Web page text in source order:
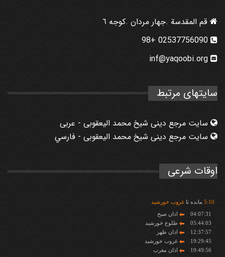
قم المقدسة .جهار مردان .كوجه ٦
inf@yaqoobi.org
سایتهای مرتبط
سایت مرجع دینی شیخ محمد الیعقوبی - عربی
سایت مرجع دینی شیخ محمد الیعقوبی - فارسي
اوقات شرعی
5:10 مانده تاغروب خورشید
04:07:31
اذان صبح
05:44:03
طلوع خورشید
12:37:57
اذان ظهر
19:29:45
غروب خورشید
19:49:56
اذان مغرب